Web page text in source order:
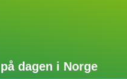
dagen i Norge